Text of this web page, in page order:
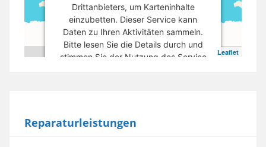
Leaflet
Drittanbieters, um Karteninhalte
einzubetten. Dieser Service kann
Daten zu Ihren Aktivitäten sammeln.
Bitte lesen Sie die Details durch und
stimmen Sie der Nutzung des Service
Akzeptieren
Reparaturleistungen